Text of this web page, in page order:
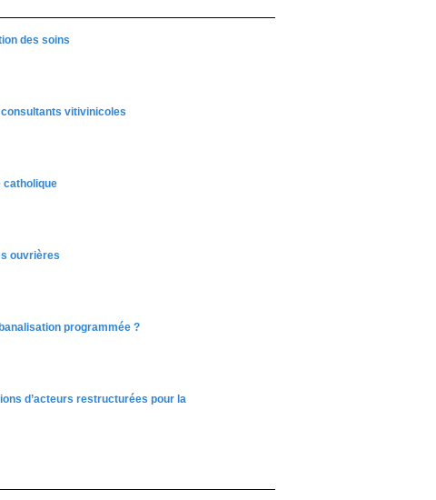
des soins
vitivinicoles
catholique
ouvrières
programmée ?
d’acteurs restructurées pour la